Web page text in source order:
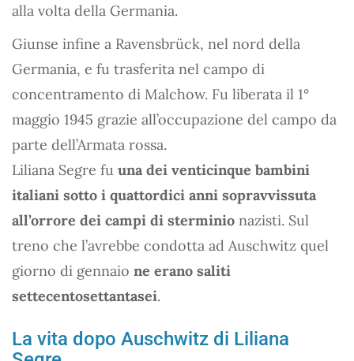
alla volta della Germania.
Giunse infine a Ravensbrück, nel nord della
Germania, e fu trasferita nel campo di
concentramento di Malchow. Fu liberata il 1°
maggio 1945 grazie all’occupazione del campo da
parte dell’Armata rossa.
Liliana Segre fu una dei venticinque bambini
italiani sotto i quattordici anni sopravvissuta
all’orrore dei campi di sterminio nazisti. Sul
treno che l’avrebbe condotta ad Auschwitz quel
giorno di gennaio ne erano saliti
settecentosettantasei.
La vita dopo Auschwitz di Liliana